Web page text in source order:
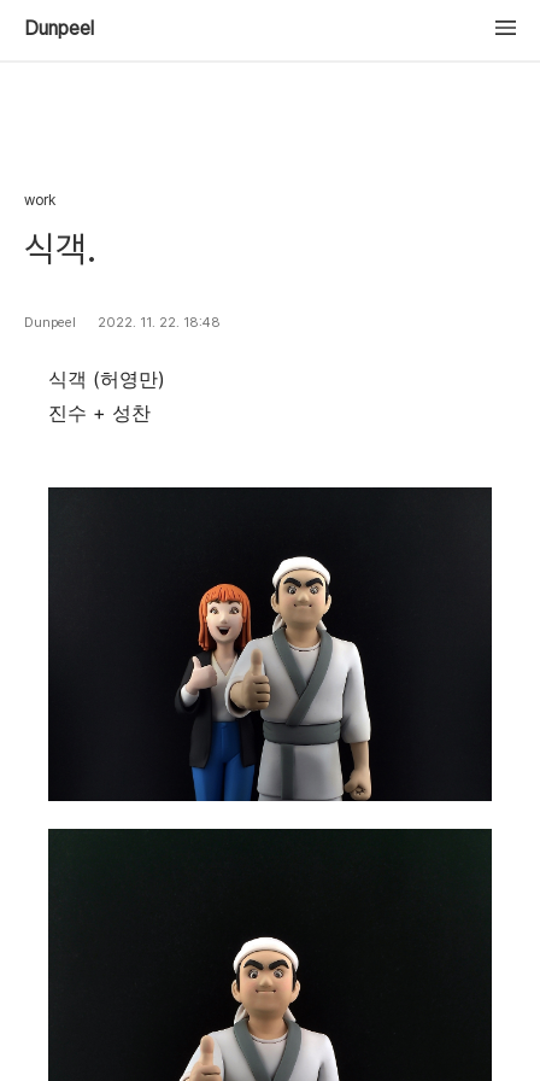
Dunpeel
work
식객.
Dunpeel 2022. 11. 22. 18:48
식객 (허영만)
진수 + 성찬